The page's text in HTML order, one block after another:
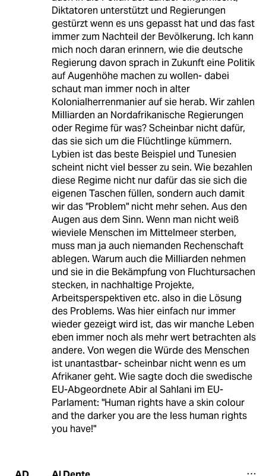
Diktatoren unterstützt und Regierungen
gestürzt wenn es uns gepasst hat und das fast
immer zum Nachteil der Bevölkerung. Ich kann
mich noch daran erinnern, wie die deutsche
Regierung davon sprach in Zukunft eine Politik
auf Augenhöhe machen zu wollen- dabei
schaut man immer noch in alter
Kolonialherrenmanier auf sie herab. Wir zahlen
Milliarden an Nordafrikanische Regierungen
oder Regime für was? Scheinbar nicht dafür,
das sie sich um die Flüchtlinge kümmern.
Lybien ist das beste Beispiel und Tunesien
scheint nicht viel besser zu sein. Wie bezahlen
diese Regime nicht nur dafür das sie sich die
eigenen Taschen füllen, sondern auch damit
wir das "Problem" nicht mehr sehen. Aus den
Augen aus dem Sinn. Wenn man nicht weiß
wieviele Menschen im Mittelmeer sterben,
muss man ja auch niemanden Rechenschaft
ablegen. Warum auch die Milliarden nehmen
und sie in die Bekämpfung von Fluchtursachen
stecken, in nachhaltige Projekte,
Arbeitsperspektiven etc. also in die Lösung
des Problems. Was hier einfach nur immer
wieder gezeigt wird ist, das wir manche Leben
eben immer noch als mehr wert betrachten als
andere. Von wegen die Würde des Menschen
ist unantastbar- scheinbar nicht wenn es um
Afrikaner geht. Wie sagte doch die swedische
EU-Abgeordnete Abir al Sahlani im EU-
Parlament: "Human rights have a skin colour
and the darker you are the less human rights
you have!"